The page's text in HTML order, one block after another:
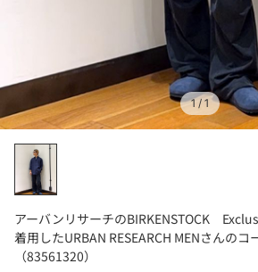
1 / 1
アーバンリサーチのBIRKENSTOCK
着用したURBAN RESEARCH MENさんのコ
（83561320）